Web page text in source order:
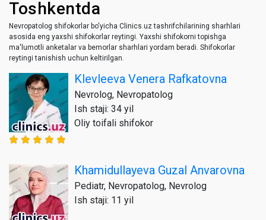
Toshkentda
Nevropatolog shifokorlar bo'yicha Clinics.uz tashrifchilarining sharhlari
asosida eng yaxshi shifokorlar reytingi. Yaxshi shifokorni topishga
ma'lumotli anketalar va bemorlar sharhlari yordam beradi. Shifokorlar
reytingi tanishish uchun keltirilgan.
Klevleeva Venera Rafkatovna
Nevrolog, Nevropatolog
Ish staji: 34 yil
Oliy toifali shifokor
Khamidullayeva Guzal Anvarovna
Pediatr, Nevropatolog, Nevrolog
Ish staji: 11 yil